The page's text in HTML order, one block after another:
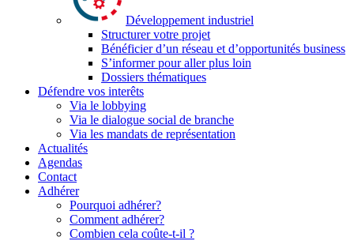
Développement industriel
Structurer votre projet
Bénéficier d’un réseau et d’opportunités business
S’informer pour aller plus loin
Dossiers thématiques
Défendre vos interêts
Via le lobbying
Via le dialogue social de branche
Via les mandats de représentation
Actualités
Agendas
Contact
Adhérer
Pourquoi adhérer?
Comment adhérer?
Combien cela coûte-t-il ?